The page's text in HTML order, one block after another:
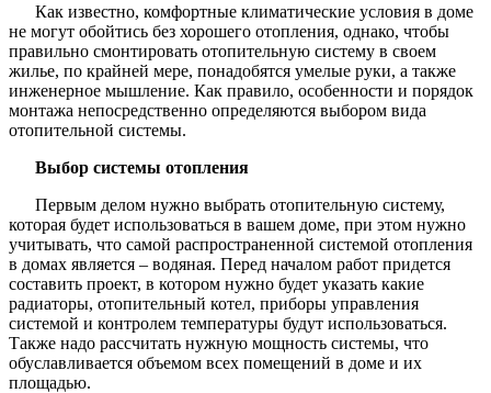
Как известно, комфортные климатические условия в доме
не могут обойтись без хорошего отопления, однако, чтобы
правильно смонтировать отопительную систему в своем
жилье, по крайней мере, понадобятся умелые руки, а также
инженерное мышление. Как правило, особенности и порядок
монтажа непосредственно определяются выбором вида
отопительной системы.
Выбор системы отопления
Первым делом нужно выбрать отопительную систему,
которая будет использоваться в вашем доме, при этом нужно
учитывать, что самой распространенной системой отопления
в домах является – водяная. Перед началом работ придется
составить проект, в котором нужно будет указать какие
радиаторы, отопительный котел, приборы управления
системой и контролем температуры будут использоваться.
Также надо рассчитать нужную мощность системы, что
обуславливается объемом всех помещений в доме и их
площадью.